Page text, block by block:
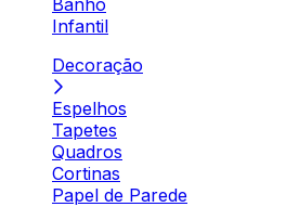
Banho
Infantil
Decoração
Espelhos
Tapetes
Quadros
Cortinas
Papel de Parede